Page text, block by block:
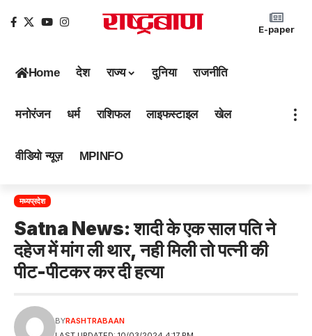
E-paper
Home देश राज्य दुनिया राजनीति
मनोरंजन धर्म राशिफल लाइफस्टाइल खेल
वीडियो न्यूज़ MPINFO
मध्यप्रदेश
Satna News: शादी के एक साल पति ने
दहेज में मांग ली थार, नही मिली तो पत्नी की
पीट-पीटकर कर दी हत्या
BYRASHTRABAAN